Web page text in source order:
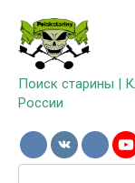
контенту
Поиск старины |
России